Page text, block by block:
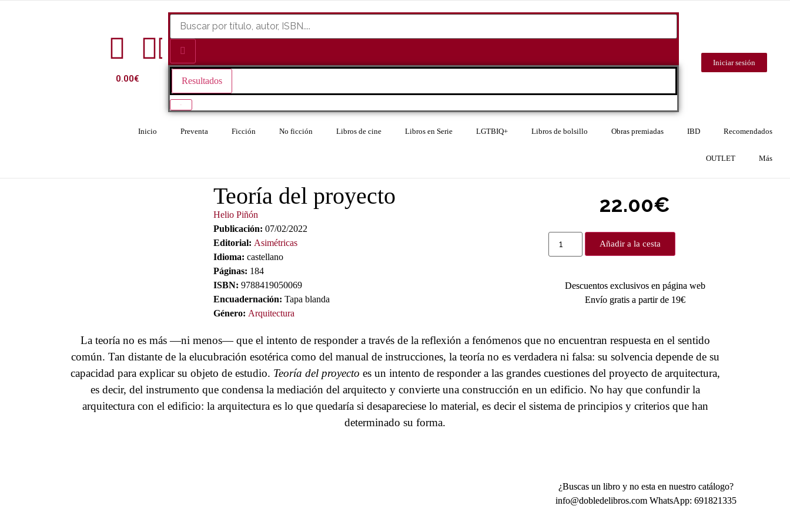
0.00€ Resultados
Iniciar sesión
Inicio Preventa Ficción No ficción Libros de cine Libros en Serie LGTBIQ+ Libros de bolsillo Obras premiadas IBD Recomendados
OUTLET Más
Teoría del proyecto
Helio Piñón
Publicación: 07/02/2022
Editorial: Asimétricas
Idioma: castellano
Páginas: 184
ISBN: 9788419050069
Encuadernación: Tapa blanda
Género: Arquitectura
22.00€
Añadir a la cesta
Descuentos exclusivos en página web
Envío gratis a partir de 19€
La teoría no es más —ni menos— que el intento de responder a través de la reflexión a fenómenos que no encuentran respuesta en el sentido
común. Tan distante de la elucubración esotérica como del manual de instrucciones, la teoría no es verdadera ni falsa: su solvencia depende de su
capacidad para explicar su objeto de estudio. Teoría del proyecto es un intento de responder a las grandes cuestiones del proyecto de arquitectura,
es decir, del instrumento que condensa la mediación del arquitecto y convierte una construcción en un edificio. No hay que confundir la
arquitectura con el edificio: la arquitectura es lo que quedaría si desapareciese lo material, es decir el sistema de principios y criterios que han
determinado su forma.
¿Buscas un libro y no esta en nuestro catálogo?
info@dobledelibros.com WhatsApp: 691821335